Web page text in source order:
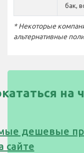
бак,
* Некоторые
альтернативные
на
дешевые
сайте